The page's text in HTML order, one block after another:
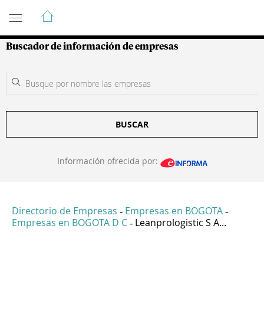
Guía de Empresas Colombianas
Buscador de información de empresas
BUSCAR
Información ofrecida por:
Directorio de Empresas - Empresas en BOGOTA -
Empresas en BOGOTA D C - Leanprologistic S A...